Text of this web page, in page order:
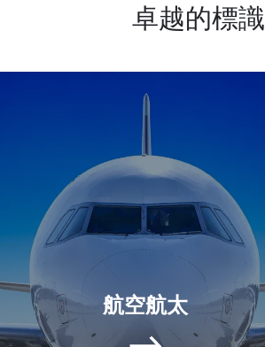
卓越的標識
航空航太